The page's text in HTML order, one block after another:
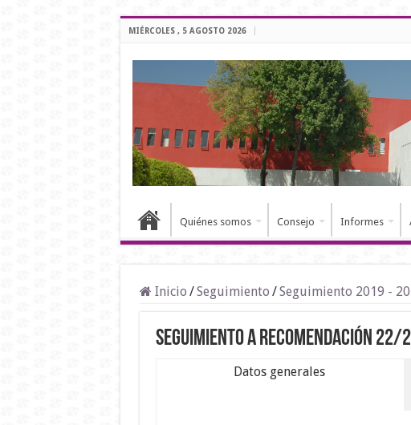
MIÉRCOLES , 5 AGOSTO 2026
Quiénes somos Consejo Informes
Inicio /Seguimiento /Seguimiento 2019 -
Seguimiento a Recomendación 22/
Datos generales